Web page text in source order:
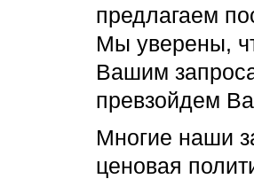
предлагаем
Мы уверены,
Вашим
превзойдем
Многие наши
ценовая